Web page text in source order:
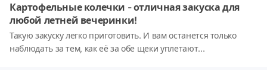
Картофельные колечки - отличная закуска для
любой летней вечеринки!
Такую закуску легко приготовить. И вам останется только
наблюдать за тем, как её за обе щеки уплетают